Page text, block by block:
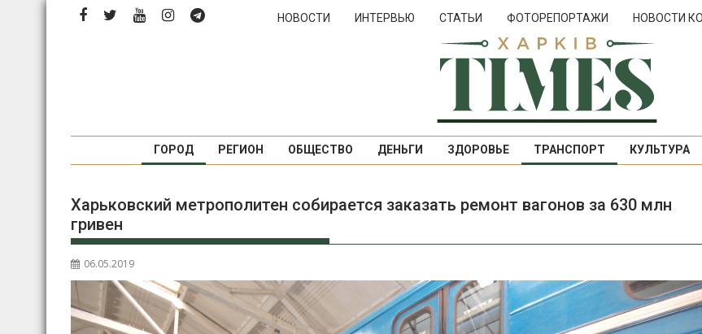
Перейти
НОВОСТИ ИНТЕРВЬЮ СТАТЬИ ФОТОРЕПОРТАЖИ НОВОСТИ
ГОРОД РЕГИОН ОБЩЕСТВО ДЕНЬГИ ЗДОРОВЬЕ ТРАНСПОРТ КУЛЬТУРА
Харьковский метрополитен собирается заказать ремонт вагонов за 630 млн
гривен
06.05.2019